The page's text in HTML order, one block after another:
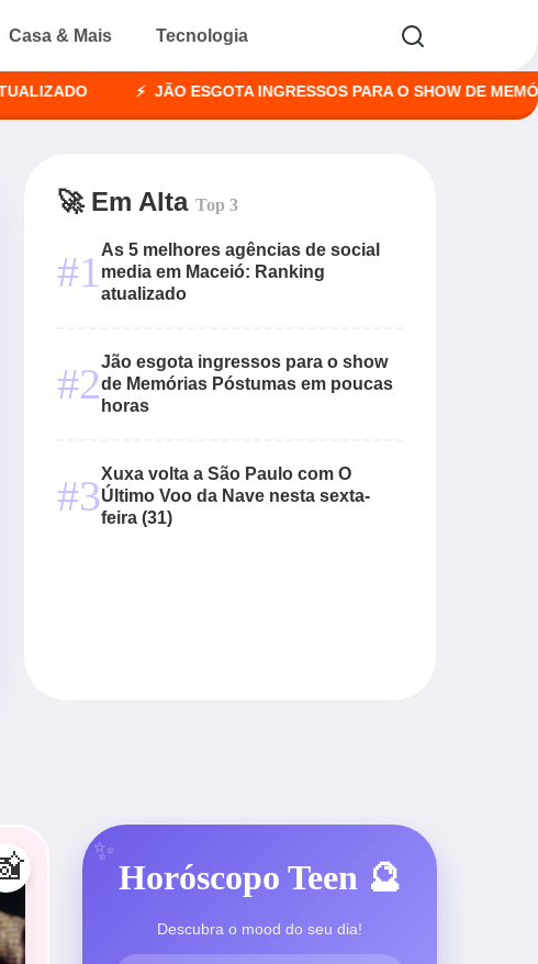
Casa & Mais Tecnologia
JÃO ESGOTA INGRESSOS PARA O SHOW DE MEMÓRIAS
🚀 Em AltaTop 3
#1As 5 melhores agências de social
media em Maceió: Ranking
atualizado
#2Jão esgota ingressos para o show
de Memórias Póstumas em poucas
horas
#3Xuxa volta a São Paulo com O
Último Voo da Nave nesta sexta-
feira (31)
Horóscopo Teen 🔮
Descubra o mood do seu dia!